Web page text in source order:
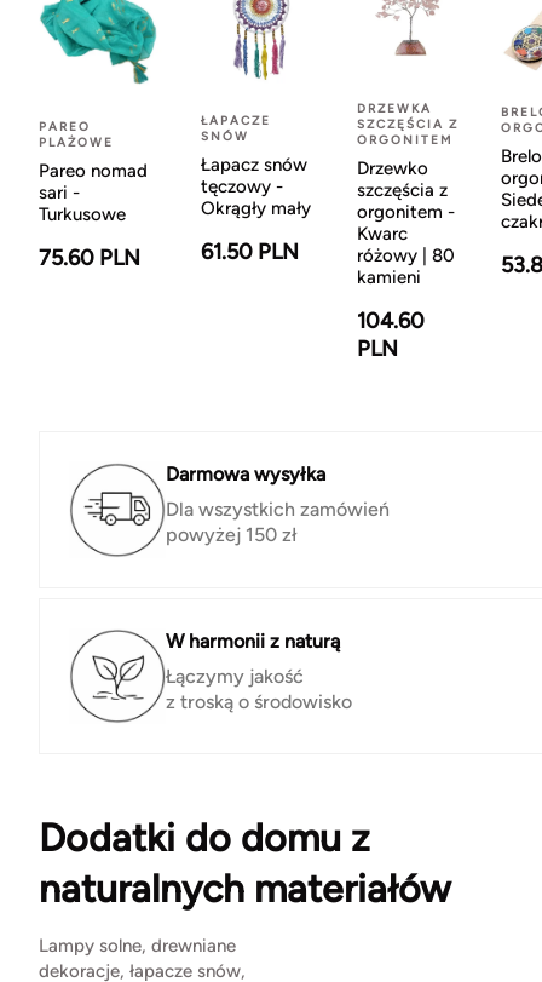
PAREO
PLAŻOWE
Pareo nomad
sari -
Turkusowe
75.60 PLN
ŁAPACZE
SNÓW
Łapacz snów
tęczowy -
Okrągły mały
61.50 PLN
DRZEWKA
SZCZĘŚCIA Z
ORGONITEM
Drzewko
szczęścia z
orgonitem -
Kwarc
różowy | 80
kamieni
104.60
PLN
Darmowa wysyłka
Dla wszystkich zamówień
powyżej 150 zł
W harmonii z naturą
Łączymy jakość
z troską o środowisko
Dodatki do domu z
naturalnych materiałów
Lampy solne, drewniane
dekoracje, łapacze snów,